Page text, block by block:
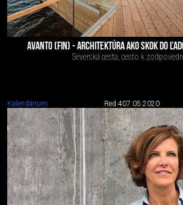
AVANTO (FIN) - ARCHITEKTÚRA AKO SKOK DO
Severská cesta, cesto k
Kalendárium Red 407.05.2020